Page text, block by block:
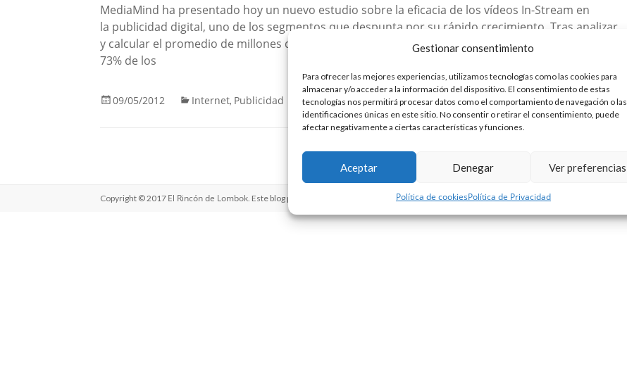
Gestionar consentimiento
Para ofrecer las mejores experiencias, utilizamos tecnologías como las cookies para
almacenar y/o acceder a la información del dispositivo. El consentimiento de estas
tecnologías nos permitirá procesar datos como el comportamiento de navegación o las
identificaciones únicas en este sitio. No consentir o retirar el consentimiento, puede
afectar negativamente a ciertas características y funciones.
Aceptar Denegar Ver preferencias
Política de cookiesPolítica de Privacidad
MediaMind ha presentado hoy un nuevo estudio sobre la eficacia de los vídeos In-Stream en
la publicidad digital, uno de los segmentos que despunta por su rápido crecimiento. Tras analizar
y calcular el promedio de millones de impresiones, MediaMind ha llegado a la conclusión de que el
73% de los
09/05/2012 Internet, Publicidad Sin comentarios Leer más
Copyright © 2017 El Rincón de Lombok. Este blog pertenece a . |Política de privacidad|Política de cookies